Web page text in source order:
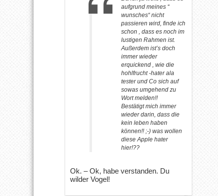
aufgrund meines “
wunsches“ nicht
passieren wird, finde ich
schon , dass es noch im
lustigen Rahmen ist.
Außerdem ist’s doch
immer wieder
erquickend , wie die
hohlfrucht -hater ala
tester und Co sich auf
sowas umgehend zu
Wort melden!!
Bestätigt mich immer
wieder darin, dass die
kein leben haben
können!! ;-) was wollen
diese Apple hater
hier!??
Ok. – Ok, habe verstanden. Du
wilder Vogel!